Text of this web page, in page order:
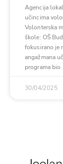
Agencija
učincima
Volonterska
škole: OŠ
fokusirano je
angažmana
programa bio
30/04/2025